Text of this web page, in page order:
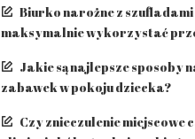
Biurko narożne z
maksymalnie wykorzystać
Jakie są najlepsze sposoby
zabawek w pokoju dziecka?
Czy znieczulenie miejscowe